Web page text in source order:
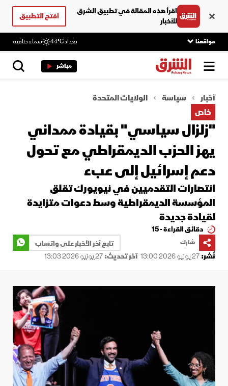
اقرأ هذه المقالة في تطبيق الشرق
للأخبار
افتح التطبيق
مواقعنا بغداد44°C سماء صافية
مباشر
أخبار سياسة
الولايات المتحدة
خاص
"زلزال سياسي" بقيادة ممداني
يهز الحزب الديمقراطي مع تحول
دعم إسرائيل إلى عبء
انتصارات التقدميين في نيويورك تقلق
المؤسسة الديمقراطية وسط دعوات متزايدة
لقيادة جديدة
دقائق القراءة - 15
شارك
تابع آخر الأخبار على واتساب
نُشر:27 يونيو 2026 13:00 آخر تحديث:27 يونيو 2026 13:03